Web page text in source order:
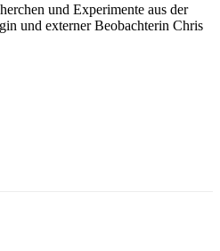
und Experimente aus der
und externer Beobachterin Chris